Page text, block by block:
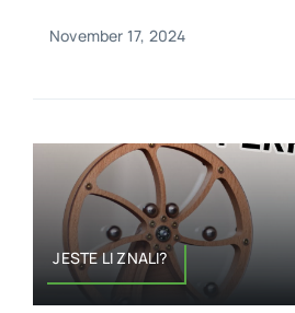
November 17, 2024
JESTE LI ZNALI?